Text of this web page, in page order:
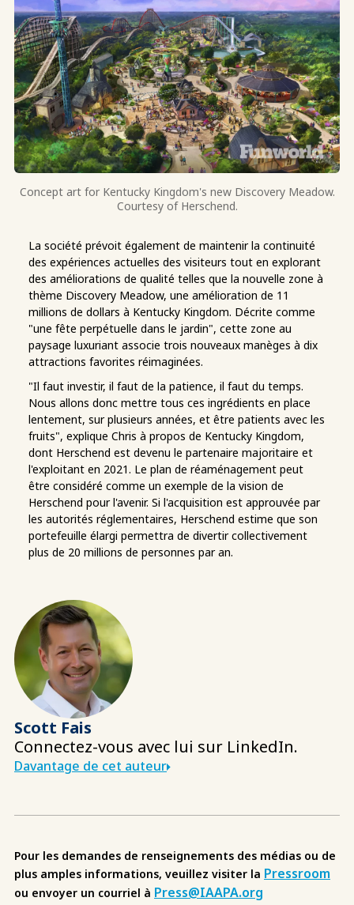
Concept art for Kentucky Kingdom's new Discovery Meadow.
Courtesy of Herschend.
La société prévoit également de maintenir la continuité
des expériences actuelles des visiteurs tout en explorant
des améliorations de qualité telles que la nouvelle zone à
thème Discovery Meadow, une amélioration de 11
millions de dollars à Kentucky Kingdom. Décrite comme
"une fête perpétuelle dans le jardin", cette zone au
paysage luxuriant associe trois nouveaux manèges à dix
attractions favorites réimaginées.
"Il faut investir, il faut de la patience, il faut du temps.
Nous allons donc mettre tous ces ingrédients en place
lentement, sur plusieurs années, et être patients avec les
fruits", explique Chris à propos de Kentucky Kingdom,
dont Herschend est devenu le partenaire majoritaire et
l'exploitant en 2021. Le plan de réaménagement peut
être considéré comme un exemple de la vision de
Herschend pour l'avenir. Si l'acquisition est approuvée par
les autorités réglementaires, Herschend estime que son
portefeuille élargi permettra de divertir collectivement
plus de 20 millions de personnes par an.
Scott Fais
Connectez-vous avec lui sur LinkedIn.
Davantage de cet auteur
Pour les demandes de renseignements des médias ou de
plus amples informations, veuillez visiter la Pressroom
ou envoyer un courriel à Press@IAAPA.org